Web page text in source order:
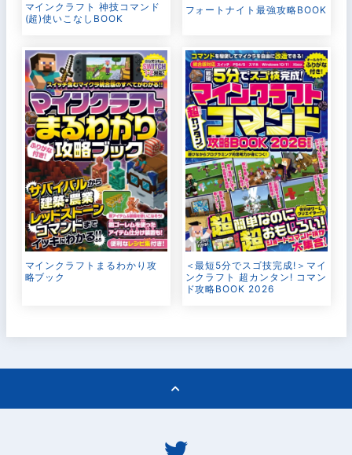
マインクラフト 神技コマンド
(超)使いこなしBOOK
フォートナイト最強攻略BOOK
マインクラフトまるわかり攻
略ブック
＜最短5分でスゴ技完成!＞マイ
ンクラフト 超カンタン! コマン
ド攻略BOOK 2026